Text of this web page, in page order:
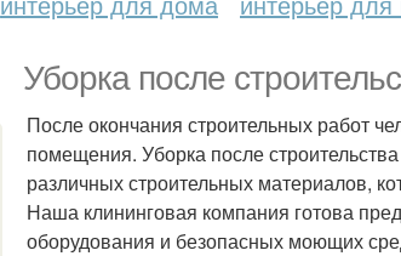
Уборка после
После окончания строительных работ
помещения. Уборка после
различных строительных материалов,
Наша клининговая компания готова
оборудования и безопасных моющих